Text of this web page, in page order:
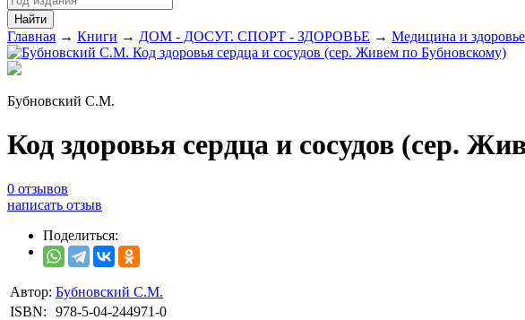
Главная → Книги → ДОМ - ДОСУГ. СПОРТ - ЗДОРОВЬЕ → Медицина и здоровье
Бубновский С.М.
Код здоровья сердца и сосудов (сер.
0 отзывов
написать отзыв
Поделиться:
Автор: Бубновский С.М.
ISBN:
978-5-04-244971-0